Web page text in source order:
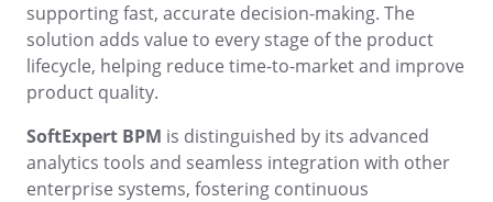
SPC
Storeroom
Supplier
Supply
Aérospatiale et Défense
Agroalimentaire
Aliments et Boissons
Meeting
MSA
OKR
BPMN
ISO 31000
ISO 37001
supporting fast, accurate decision-making. The
solution adds value to every stage of the product
lifecycle, helping reduce time-to-market and improve
product quality.
SoftExpert BPM is distinguished by its advanced
analytics tools and seamless integration with other
enterprise systems, fostering continuous